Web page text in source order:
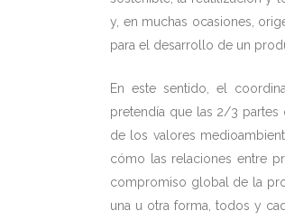
y, en muchas ocasiones,
para el desarrollo de un
En este sentido, el
pretendía que las 2/3 partes
de los valores
cómo las relaciones entre
compromiso global de la
una u otra forma, todos y